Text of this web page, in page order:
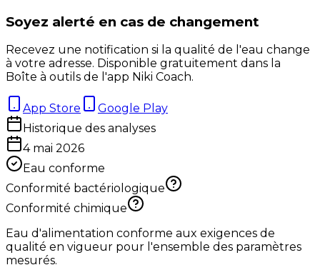
Soyez alerté en cas de changement
Recevez une notification si la qualité de l'eau change
à votre adresse. Disponible gratuitement dans la
Boîte à outils de l'app Niki Coach.
App Store
Google Play
Historique des analyses
4 mai 2026
Eau conforme
Conformité bactériologique
Conformité chimique
Eau d'alimentation conforme aux exigences de
qualité en vigueur pour l'ensemble des paramètres
mesurés.